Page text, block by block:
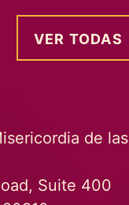
VER TODAS
de las
Suite 400